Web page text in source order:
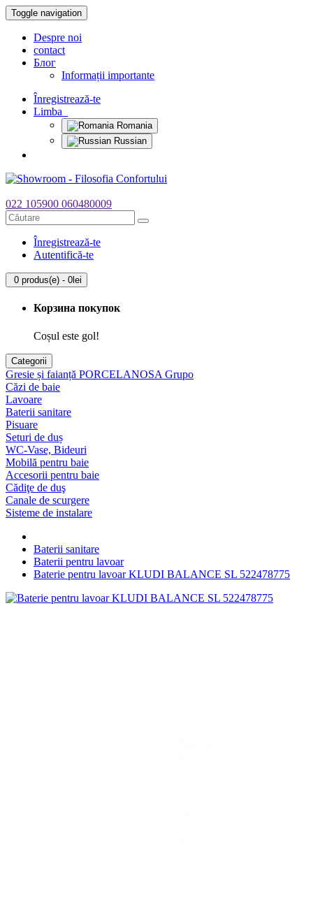
Toggle navigation
Despre noi
contact
Блог
Informații importante
Înregistrează-te
Limba
Romania
Russian
022 105900 060480009
Înregistrează-te
Autentifică-te
0 produs(e) - 0lei
Корзина покупок
Coșul este gol!
Categorii
Gresie și faianță PORCELANOSA Grupo
Căzi de baie
Lavoare
Baterii sanitare
Pisuare
Seturi de duș
WC-Vase, Bideuri
Mobilă pentru baie
Accesorii pentru baie
Cădiţe de duş
Canale de scurgere
Sisteme de instalare
Baterii sanitare
Baterii pentru lavoar
Baterie pentru lavoar KLUDI BALANCE SL 522478775